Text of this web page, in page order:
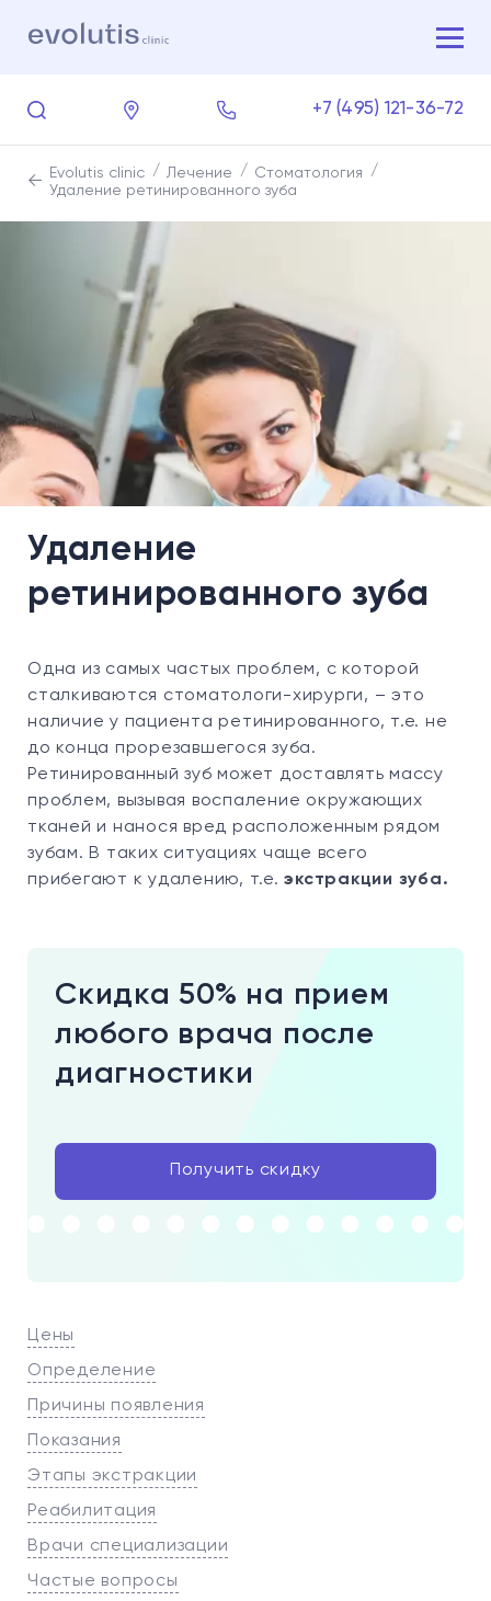
+7 (495) 121-36-72
Evolutis clinic Лечение
Стоматология
Удаление ретинированного зуба
Удаление
ретинированного зуба
Цены
Определение
Причины появления
Показания
Этапы экстракции
Реабилитация
Врачи специализации
Частые вопросы
Одна из самых частых проблем, с которой
сталкиваются стоматологи-хирурги, – это
наличие у пациента ретинированного, т.е. не
до конца прорезавшегося зуба.
Ретинированный зуб может доставлять массу
проблем, вызывая воспаление окружающих
тканей и нанося вред расположенным рядом
зубам. В таких ситуациях чаще всего
прибегают к удалению, т.е.экстракции зуба.
Скидка 50% на прием
любого врача после
диагностики
Получить скидку